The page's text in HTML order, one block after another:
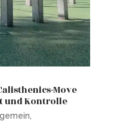
Move
und Kontrolle